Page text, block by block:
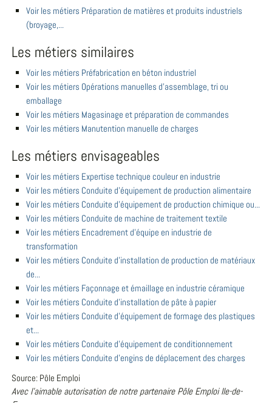
Voir les métiers Préparation de matières et produits industriels
(broyage,...
Les métiers similaires
Voir les métiers Préfabrication en béton industriel
Voir les métiers Opérations manuelles d'assemblage, tri ou
emballage
Voir les métiers Magasinage et préparation de commandes
Voir les métiers Manutention manuelle de charges
Les métiers envisageables
Voir les métiers Expertise technique couleur en industrie
Voir les métiers Conduite d'équipement de production alimentaire
Voir les métiers Conduite d'équipement de production chimique ou...
Voir les métiers Conduite de machine de traitement textile
Voir les métiers Encadrement d'équipe en industrie de
transformation
Voir les métiers Conduite d'installation de production de matériaux
de...
Voir les métiers Façonnage et émaillage en industrie céramique
Voir les métiers Conduite d'installation de pâte à papier
Voir les métiers Conduite d'équipement de formage des plastiques
et...
Voir les métiers Conduite d'équipement de conditionnement
Voir les métiers Conduite d'engins de déplacement des charges
Source: Pôle Emploi
Avec l'aimable autorisation de notre partenaire Pôle Emploi Ile-de-